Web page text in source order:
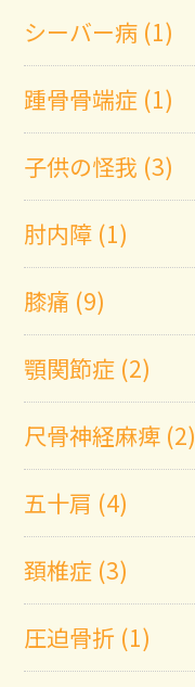
シーバー病 (1)
踵骨骨端症 (1)
子供の怪我 (3)
肘内障 (1)
膝痛 (9)
顎関節症 (2)
尺骨神経麻痺 (2)
五十肩 (4)
頚椎症 (3)
圧迫骨折 (1)